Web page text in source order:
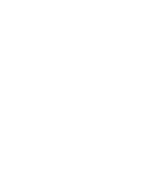
para la 2026/27
ante el Bayer Leverkusen